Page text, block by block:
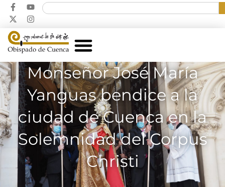
Monseñor José María
Yanguas bendice a la
ciudad de Cuenca en la
Solemnidad del Corpus
Christi